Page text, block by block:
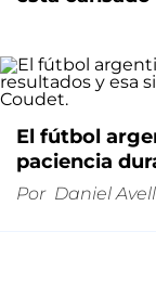
El fútbol
paciencia
Por Daniel